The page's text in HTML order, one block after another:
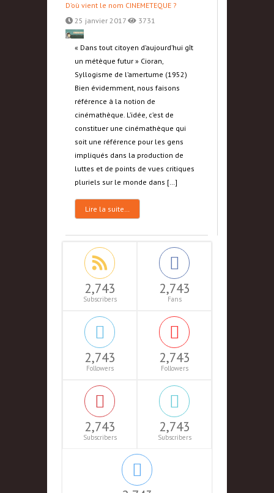
D’où vient le nom CINEMETEQUE ?
25 janvier 2017
3731
« Dans tout citoyen d’aujourd’hui gît
un métèque futur » Cioran,
Syllogisme de l’amertume (1952)
Bien évidemment, nous faisons
référence à la notion de
cinémathèque. L’idée, c’est de
constituer une cinémathèque qui
soit une référence pour les gens
impliqués dans la production de
luttes et de points de vues critiques
pluriels sur le monde dans […]
Lire la suite…
2,743
Subscribers
2,743
Fans
2,743
Followers
2,743
Followers
2,743
Subscribers
2,743
Subscribers